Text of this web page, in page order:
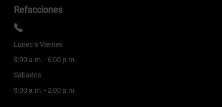
Refacciones
Lunes a Viernes
9:00 a.m. - 6:00 p.m.
Sábados
9:00 a.m. - 2:00 p.m.